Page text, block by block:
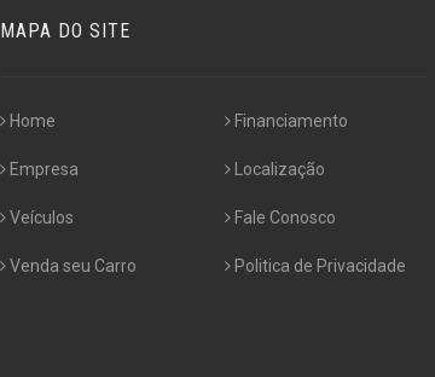
MAPA DO SITE
Home
Empresa
Veículos
Venda seu Carro
Financiamento
Localização
Fale Conosco
Politica de Privacidade